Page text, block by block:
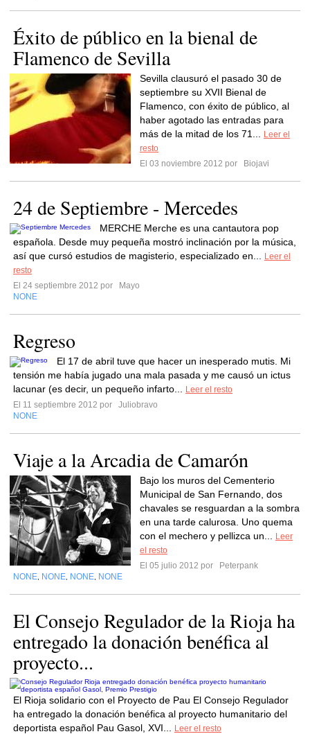
Éxito de público en la bienal de
Flamenco de Sevilla
Sevilla clausuró el pasado 30 de
septiembre su XVII Bienal de
Flamenco, con éxito de público, al
haber agotado las entradas para
más de la mitad de los 71...
Leer el
resto
El 03 noviembre 2012 por
Biojavi
24 de Septiembre - Mercedes
MERCHE Merche es una cantautora pop
española. Desde muy pequeña mostró inclinación por la música,
así que cursó estudios de magisterio, especializado en...
Leer el
resto
El 24 septiembre 2012 por
Mayo
NONE
Regreso
El 17 de abril tuve que hacer un inesperado mutis. Mi
tensión me había jugado una mala pasada y me causó un ictus
lacunar (es decir, un pequeño infarto...
Leer el resto
El 11 septiembre 2012 por
Juliobravo
NONE
Viaje a la Arcadia de Camarón
Bajo los muros del Cementerio
Municipal de San Fernando, dos
chavales se resguardan a la sombra
en una tarde calurosa. Uno quema
con el mechero y pellizca un...
Leer
el resto
El 05 julio 2012 por
Peterpank
NONE NONE NONE NONE
El Consejo Regulador de la Rioja ha
entregado la donación benéfica al
proyecto...
El Rioja solidario con el Proyecto de Pau El Consejo Regulador
ha entregado la donación benéfica al proyecto humanitario del
deportista español Pau Gasol, XVI...
Leer el resto